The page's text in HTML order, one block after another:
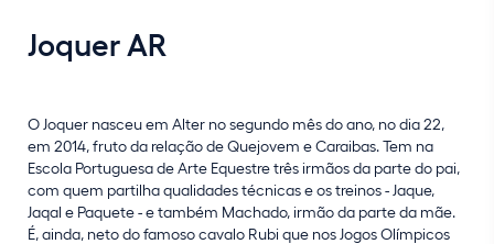
Joquer AR
O Joquer nasceu em Alter no segundo mês do ano, no dia 22,
em 2014, fruto da relação de Quejovem e Caraibas. Tem na
Escola Portuguesa de Arte Equestre três irmãos da parte do pai,
com quem partilha qualidades técnicas e os treinos - Jaque,
Jaqal e Paquete - e também Machado, irmão da parte da mãe.
É, ainda, neto do famoso cavalo Rubi que nos Jogos Olímpicos